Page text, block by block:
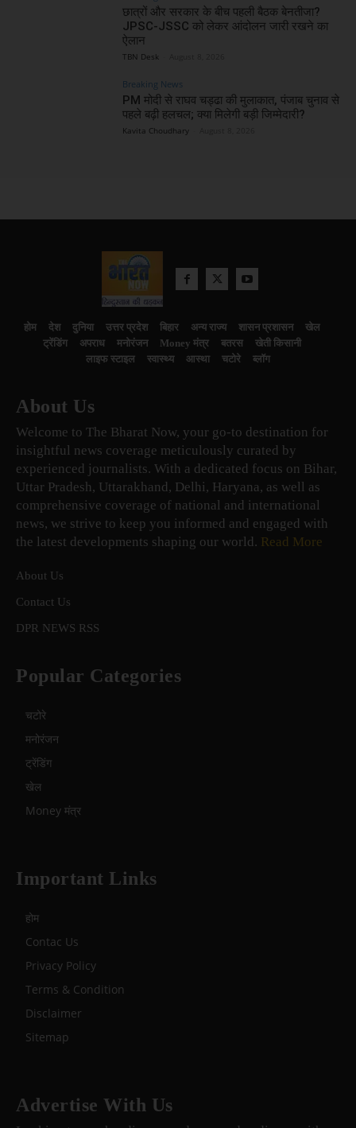
छात्रों और सरकार के बीच पहली बैठक बेनतीजा?
JPSC-JSSC को लेकर आंदोलन जारी रखने का
ऐलान
TBN Desk
Breaking News
PM मोदी से राघव चड्ढा की मुलाकात, पंजाब चुनाव से
पहले बढ़ी हलचल; क्या मिलेगी बड़ी जिम्मेदारी?
Kavita Choudhary
होम देश दुनिया उत्तर प्रदेश बिहार अन्य राज्य शासन प्रशासन
खेल
ट्रेंडिंग
अपराध मनोरंजन Money मंत्र बतरस
खेती किसानी
लाइफ स्टाइल
स्वास्थ्य आस्था चटोरे ब्लॉग
About Us
Welcome to The Bharat Now, your go-to destination for
insightful news coverage meticulously curated by
experienced journalists. With a dedicated focus on Bihar,
Uttar Pradesh, Uttarakhand, Delhi, Haryana, as well as
comprehensive coverage of national and international
news, we strive to keep you informed and engaged with
the latest developments shaping our world. Read More
About Us
Contact Us
DPR NEWS RSS
Popular Categories
चटोरे
मनोरंजन
ट्रेंडिंग
खेल
Money मंत्र
Important Links
होम
Contac Us
Privacy Policy
Terms & Condition
Disclaimer
Sitemap
Advertise With Us